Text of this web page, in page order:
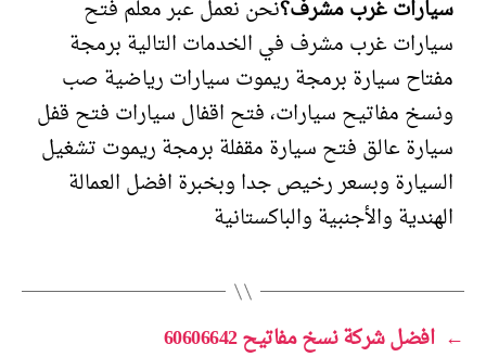
سيارات غرب مشرف؟نحن نعمل عبر معلم فتح
سيارات غرب مشرف في الخدمات التالية برمجة
مفتاح سيارة برمجة ريموت سيارات رياضية صب
ونسخ مفاتيح سيارات، فتح اقفال سيارات فتح قفل
سيارة عالق فتح سيارة مقفلة برمجة ريموت تشغيل
السيارة وبسعر رخيص جدا وبخبرة افضل العمالة
الهندية والأجنبية والباكستانية
← افضل شركة نسخ مفاتيح 60606642